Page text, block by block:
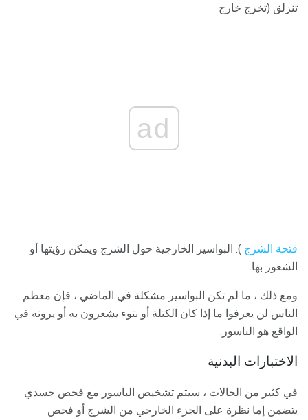
تنزلق (تخرج خارج
ad
فتحة الشرج ). البواسير الخارجية حول الشرج ويمكن رؤيتها أو
الشعور بها.
ومع ذلك ، ما لم تكن البواسير مشكلة في الماضي ، فإن معظم
الناس لن يعرفوا ما إذا كان الكتلة أو نتوء يشعرون به أو يرونه في
الواقع هو الباسور.
الاختبارات البدنية
في كثير من الحالات ، سيتم تشخيص الباسور مع فحص جسدي
يتضمن إما نظرة على الجزء الخارجي من الشرج أو فحص